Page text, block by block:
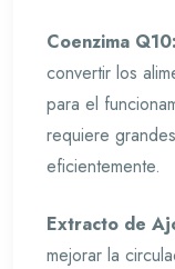
Coenzima Q10:
convertir los
para el
requiere
eficientemente.
Extracto de
mejorar la